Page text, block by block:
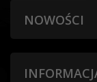
NOWOŚCI